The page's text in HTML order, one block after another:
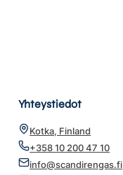
Yhteystiedot
Kotka, Finland
+358 10 200 47 10
info@scandirengas.fi